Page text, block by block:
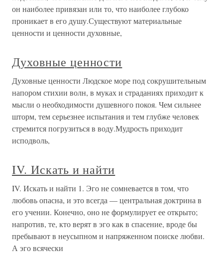
он наиболее привязан или то, что наиболее глубоко
проникает в его душу.Существуют материальные
ценности и ценности духовные,
Духовные ценности
Духовные ценности Людское море под сокрушительным
напором стихии волн, в муках и страданиях приходит к
мысли о необходимости душевного покоя. Чем сильнее
шторм, тем серьезнее испытания и тем глубже человек
стремится погрузиться в воду.Мудрость приходит
исподволь,
IV. Искать и найти
IV. Искать и найти 1. Эго не сомневается в том, что
любовь опасна, и это всегда — центральная доктрина в
его учении. Конечно, оно не формулирует ее открыто;
напротив, те, кто верят в эго как в спасение, вроде бы
пребывают в неусыпном и напряженном поиске любви.
А эго всячески